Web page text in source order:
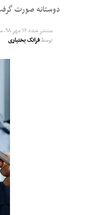
دوستانه صورت
منتشر شده ۱۶ مهر ۹۸, ساعت: ۱۳:۴۳
توسطفرانک بختیاری